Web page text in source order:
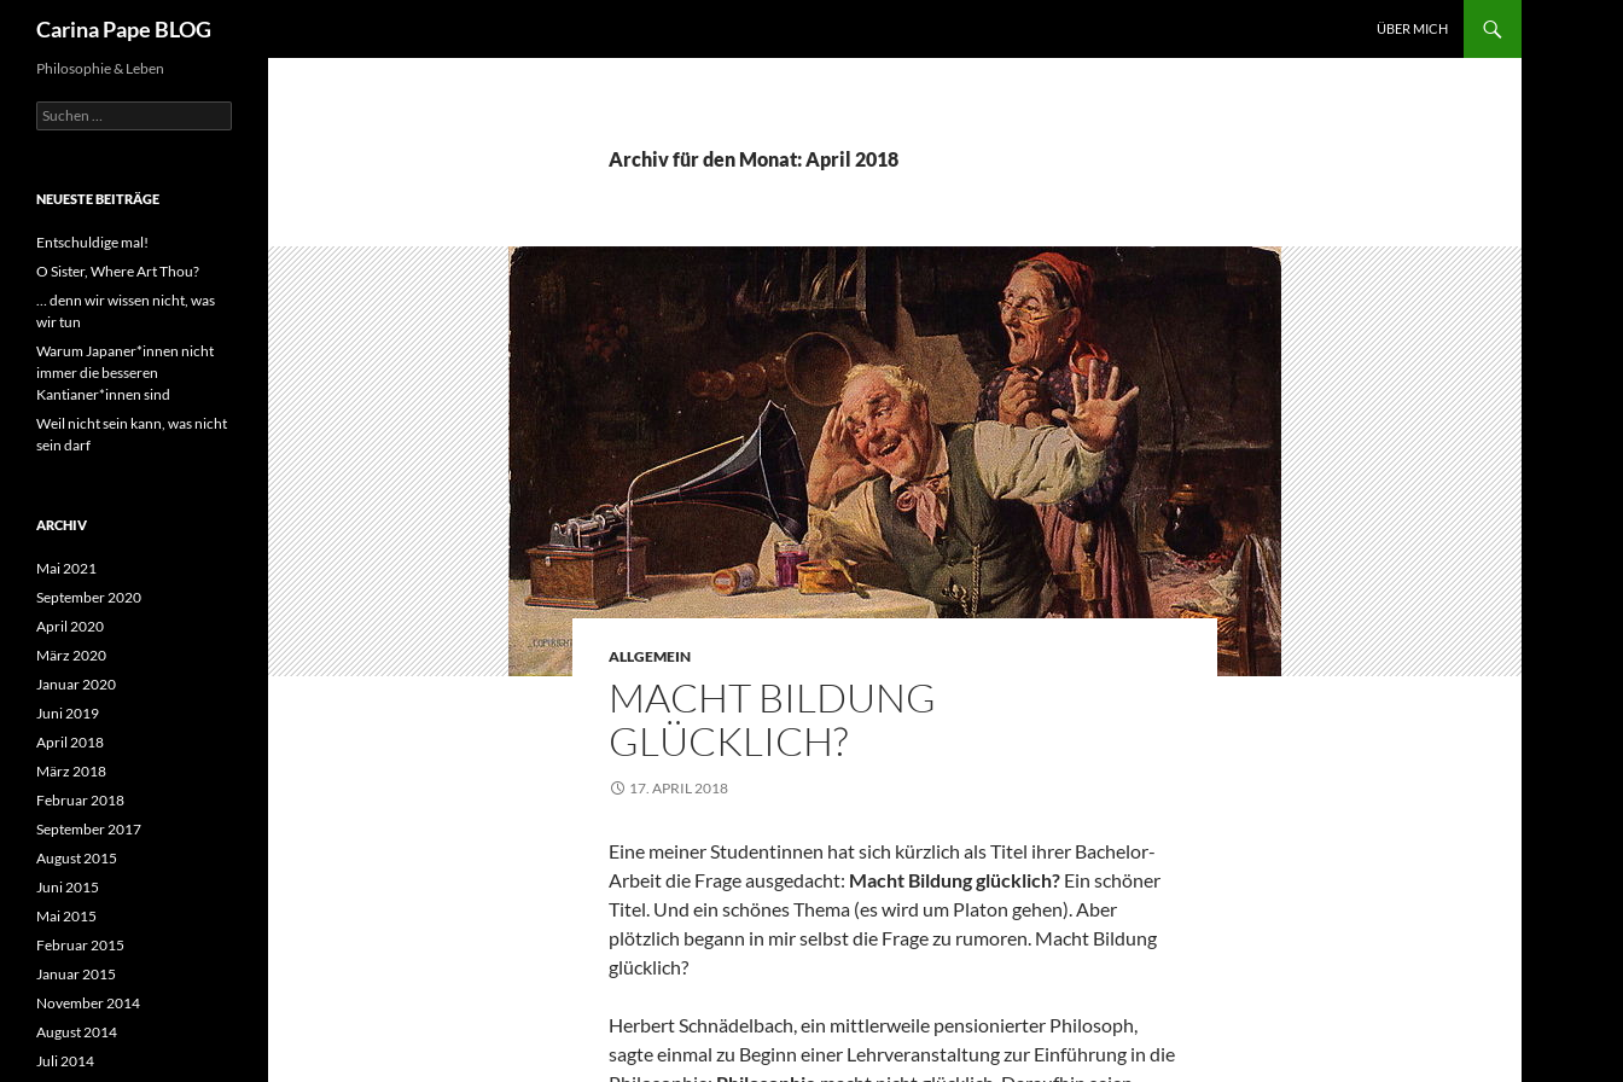
Carina Pape BLOG
ÜBER MICH
Archiv für den Monat: April 2018
ALLGEMEIN
MACHT BILDUNG
GLÜCKLICH?
17. APRIL 2018
Eine meiner Studentinnen hat sich kürzlich als Titel ihrer Bachelor-
Arbeit die Frage ausgedacht: Macht Bildung glücklich? Ein schöner
Titel. Und ein schönes Thema (es wird um Platon gehen). Aber
plötzlich begann in mir selbst die Frage zu rumoren. Macht Bildung
glücklich?
Herbert Schnädelbach, ein mittlerweile pensionierter Philosoph,
sagte einmal zu Beginn einer Lehrveranstaltung zur Einführung in die
Philosophie & Leben
Suchen
nach:
NEUESTE BEITRÄGE
Entschuldige mal!
O Sister, Where Art Thou?
… denn wir wissen nicht, was
wir tun
Warum Japaner*innen nicht
immer die besseren
Kantianer*innen sind
Weil nicht sein kann, was nicht
sein darf
ARCHIV
Mai 2021
September 2020
April 2020
März 2020
Januar 2020
Juni 2019
April 2018
März 2018
Februar 2018
September 2017
August 2015
Juni 2015
Mai 2015
Februar 2015
Januar 2015
November 2014
August 2014
Juli 2014